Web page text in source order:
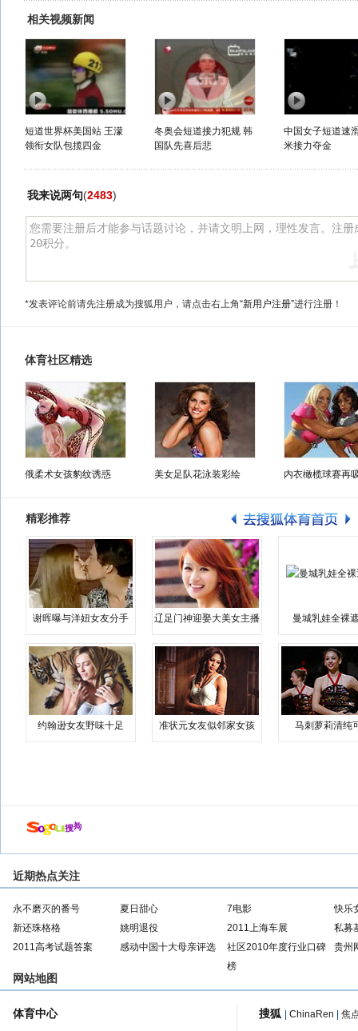
相关视频新闻
短道世界杯美国站 王濛
领衔女队包揽四金
冬奥会短道接力犯规 韩
国队先喜后悲
中国女子短道速
米接力夺金
我来说两句(2483)
*发表评论前请先注册成为搜狐用户，请点击右上角“新用户注册”进行注册！
体育社区精选
俄柔术女孩豹纹诱惑 美女足队花泳装彩绘 内衣橄榄球赛再
精彩推荐
谢晖曝与洋妞女友分手 辽足门神迎娶大美女主播 曼城乳娃全裸
约翰逊女友野味十足 准状元女友似邻家女孩 马刺萝莉清纯
近期热点关注
永不磨灭的番号 夏日甜心 7电影
快乐
新还珠格格
姚明退役 2011上海车展
私募
2011高考试题答案
感动中国十大母亲评选
社区2010年度行业口碑
榜
贵州
网站地图
体育中心 搜狐 ChinaRen 焦